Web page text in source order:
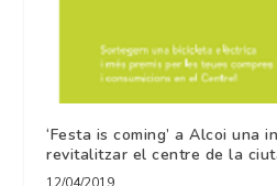
‘Festa is coming’ a Alcoi una
revitalitzar el centre de la